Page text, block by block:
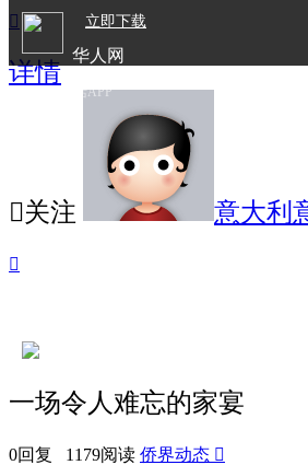
立即下载
华人网
欧洲华人生活APP

详情
关注 意大利

一场令人难忘的家宴
0回复 1179阅读 侨界动态 